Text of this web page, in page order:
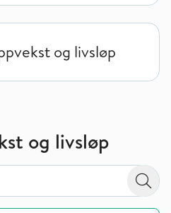
og livsløp
og livsløp
område
område
Søk